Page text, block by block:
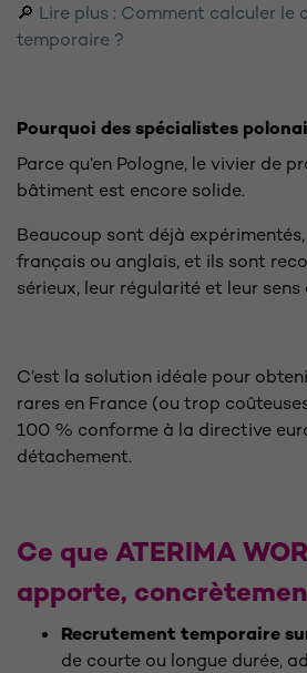
🔎 Lire plus : Comment calculer le
temporaire ?
Pourquoi des spécialistes
Parce qu’en Pologne, le vivier de
bâtiment est encore solide.
Beaucoup sont déjà
français ou anglais, et ils sont
sérieux, leur régularité et leur sens
C’est la solution idéale pour
rares en France (ou trop
100 % conforme à la directive
détachement.
Ce que ATERIMA
apporte,
Recrutement temporaire
de courte ou longue durée,